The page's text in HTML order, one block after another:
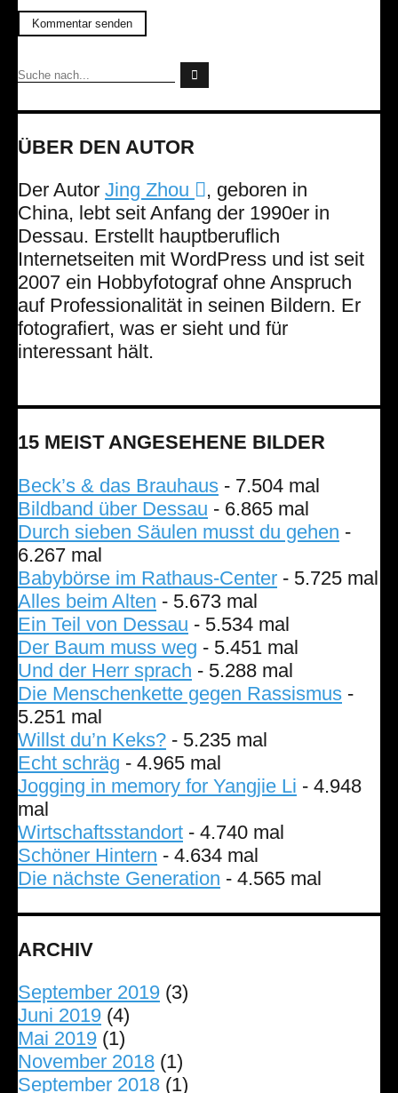
ÜBER DEN AUTOR
Der Autor Jing Zhou
, geboren in
China, lebt seit Anfang der 1990er in
Dessau. Erstellt hauptberuflich
Internetseiten mit WordPress und ist seit
2007 ein Hobbyfotograf ohne Anspruch
auf Professionalität in seinen Bildern. Er
fotografiert, was er sieht und für
interessant hält.
15 MEIST ANGESEHENE BILDER
Beck’s & das Brauhaus - 7.504 mal
Bildband über Dessau - 6.865 mal
Durch sieben Säulen musst du gehen -
6.267 mal
Babybörse im Rathaus-Center - 5.725 mal
Alles beim Alten - 5.673 mal
Ein Teil von Dessau - 5.534 mal
Der Baum muss weg - 5.451 mal
Und der Herr sprach - 5.288 mal
Die Menschenkette gegen Rassismus -
5.251 mal
Willst du’n Keks? - 5.235 mal
Echt schräg - 4.965 mal
Jogging in memory for Yangjie Li - 4.948
mal
Wirtschaftsstandort - 4.740 mal
Schöner Hintern - 4.634 mal
Die nächste Generation - 4.565 mal
ARCHIV
September 2019 (3)
Juni 2019 (4)
Mai 2019 (1)
November 2018 (1)
September 2018 (1)